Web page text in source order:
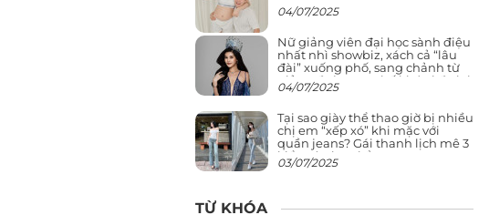
04/07/2025
Nữ giảng viên đại học sành điệu
nhất nhì showbiz, xách cả “lâu
đài” xuống phố, sang chảnh từ
giảng đường ra phố khó ai đọ lại
04/07/2025
Tại sao giày thể thao giờ bị nhiều
chị em “xếp xó” khi mặc với
quần jeans? Gái thanh lịch mê 3
kiểu này hơn hẳn
03/07/2025
TỪ KHÓA